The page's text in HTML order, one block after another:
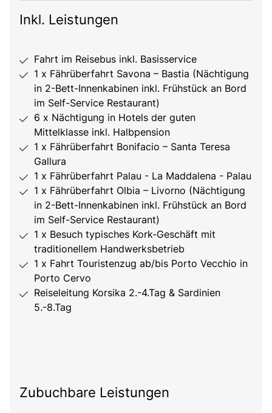
Inkl. Leistungen
Fahrt im Reisebus inkl. Basisservice
1 x Fährüberfahrt Savona – Bastia (Nächtigung
in 2-Bett-Innenkabinen inkl. Frühstück an Bord
im Self-Service Restaurant)
6 x Nächtigung in Hotels der guten
Mittelklasse inkl. Halbpension
1 x Fährüberfahrt Bonifacio – Santa Teresa
Gallura
1 x Fährüberfahrt Palau - La Maddalena - Palau
1 x Fährüberfahrt Olbia – Livorno (Nächtigung
in 2-Bett-Innenkabinen inkl. Frühstück an Bord
im Self-Service Restaurant)
1 x Besuch typisches Kork-Geschäft mit
traditionellem Handwerksbetrieb
1 x Fahrt Touristenzug ab/bis Porto Vecchio in
Porto Cervo
Reiseleitung Korsika 2.-4.Tag & Sardinien
5.-8.Tag
Zubuchbare Leistungen